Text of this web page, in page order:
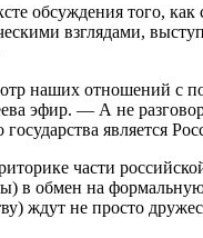
обсуждения того,
взглядами,
наших отношений с
эфир. — А не
государства является
части
в обмен на
ждут не просто